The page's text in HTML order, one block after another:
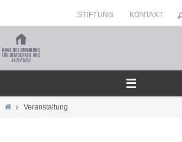
Inhalt
springen
STIFTUNG KONTAKT
HomeVeranstaltung